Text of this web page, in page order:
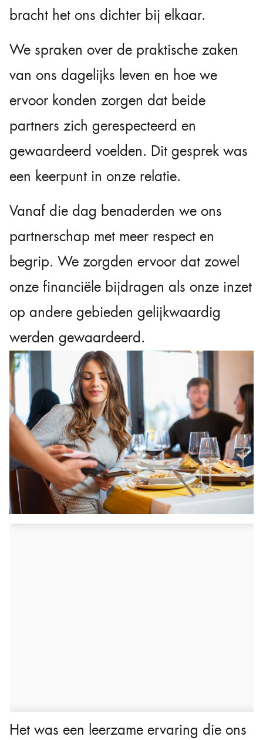
bracht het ons dichter bij elkaar.
We spraken over de praktische zaken
van ons dagelijks leven en hoe we
ervoor konden zorgen dat beide
partners zich gerespecteerd en
gewaardeerd voelden. Dit gesprek was
een keerpunt in onze relatie.
Vanaf die dag benaderden we ons
partnerschap met meer respect en
begrip. We zorgden ervoor dat zowel
onze financiële bijdragen als onze inzet
op andere gebieden gelijkwaardig
werden gewaardeerd.
Het was een leerzame ervaring die ons